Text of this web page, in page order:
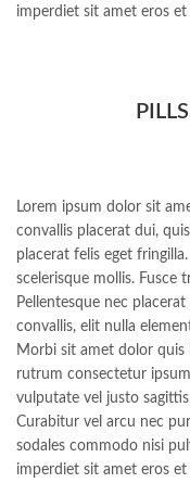
imperdiet sit amet eros et
Lorem ipsum dolor sit
convallis placerat dui,
placerat felis eget
scelerisque mollis. Fusce
Pellentesque nec
convallis, elit nulla
Morbi sit amet dolor quis
rutrum consectetur
vulputate vel justo
Curabitur vel arcu nec
sodales commodo nisi
imperdiet sit amet eros et